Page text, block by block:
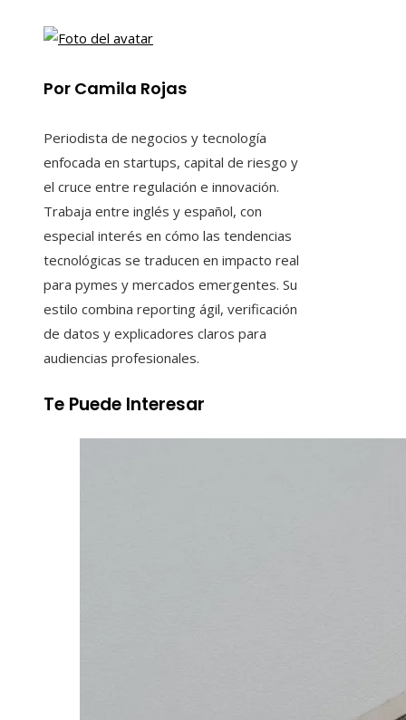
Por Camila Rojas
Periodista de negocios y tecnología
enfocada en startups, capital de riesgo y
el cruce entre regulación e innovación.
Trabaja entre inglés y español, con
especial interés en cómo las tendencias
tecnológicas se traducen en impacto real
para pymes y mercados emergentes. Su
estilo combina reporting ágil, verificación
de datos y explicadores claros para
audiencias profesionales.
Te Puede Interesar